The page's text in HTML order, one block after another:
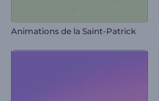
Animations de la Saint-Patrick